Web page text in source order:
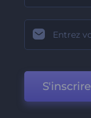
S'inscrire